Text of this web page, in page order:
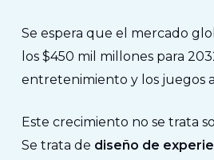
Se espera que el mercado
los $450 mil millones para
entretenimiento y los juegos
Este crecimiento no se trata
Se trata de diseño de